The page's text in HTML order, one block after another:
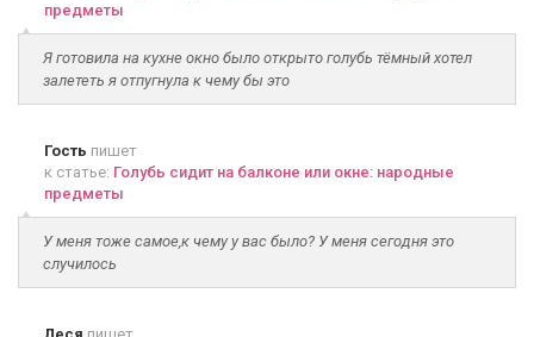
предметы
Я готовила на кухне окно было открыто голубь тёмный хотел
залететь я отпугнула к чему бы это
Гость пишет
к статье: Голубь сидит на балконе или окне: народные
предметы
У меня тоже самое,к чему у вас было? У меня сегодня это
случилось